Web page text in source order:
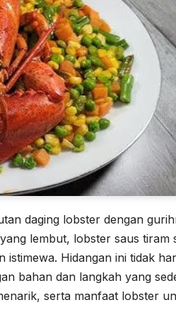
daging lobster dengan
lembut, lobster saus tiram
Hidangan ini tidak
bahan dan langkah yang
serta manfaat lobster